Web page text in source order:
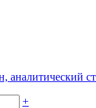
аналитический
+